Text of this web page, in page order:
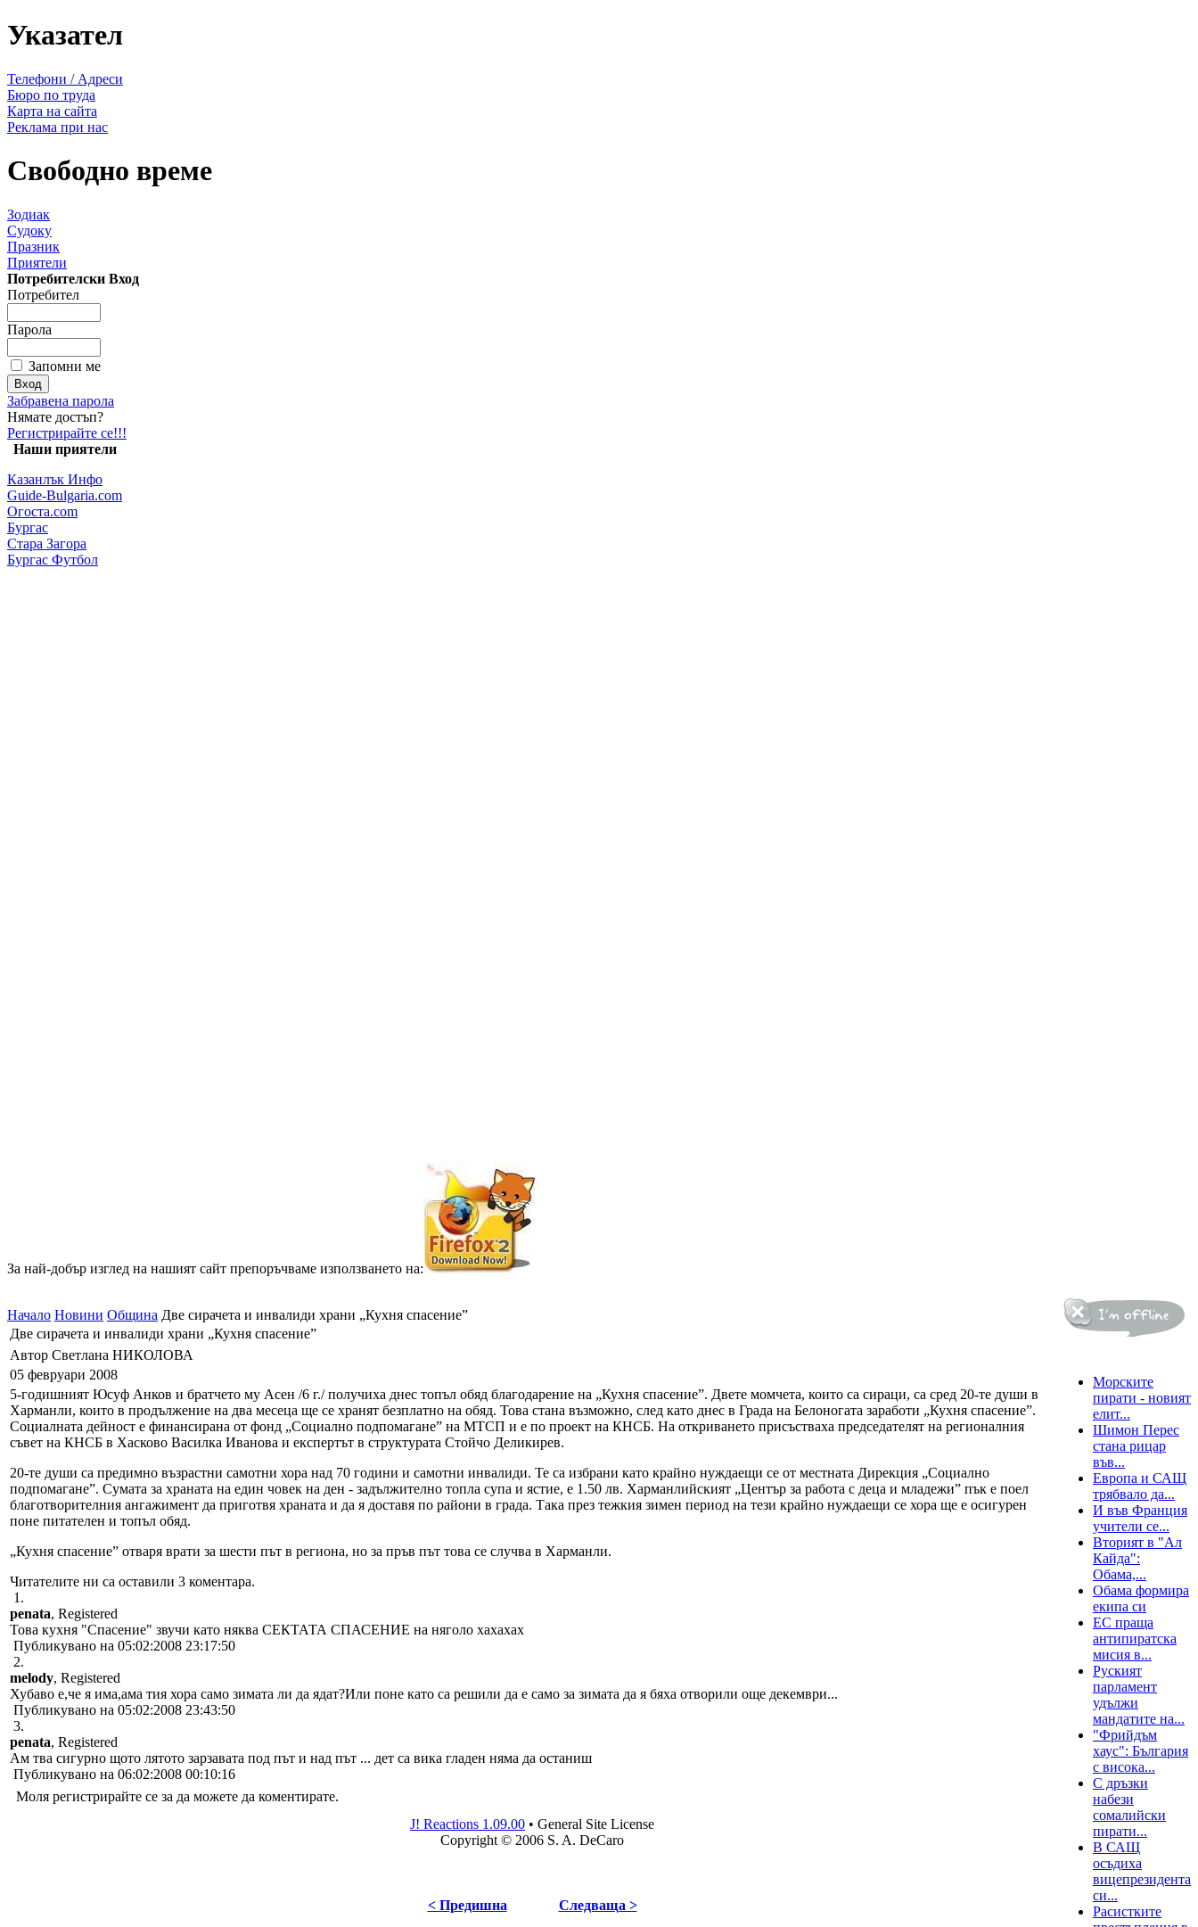
Указател
Телефони / Адреси
Бюро по труда
Карта на сайта
Реклама при нас
Свободно време
Зодиак
Судоку
Празник
Приятели
Потребителски Вход
Потребител
Парола
Запомни ме
Забравена парола
Нямате достъп?
Регистрирайте се!!!
Наши приятели
Казанлък Инфо
Guide-Bulgaria.com
Огоста.com
Бургас
Стара Загора
Бургас Футбол
За най-добър изглед на нашият сайт препоръчваме използването на:
Начало Новини Община Две сирачета и инвалиди храни „Кухня спасение”
Две сирачета и инвалиди храни „Кухня спасение”
Автор Светлана НИКОЛОВА
05 февруари 2008
5-годишният Юсуф Анков и братчето му Асен /6 г./ получиха днес топъл обяд благодарение на „Кухня спасение”. Двете момчета, които са сираци, са сред 20-те души в
Харманли, които в продължение на два месеца ще се хранят безплатно на обяд. Това стана възможно, след като днес в Града на Белоногата заработи „Кухня спасение”.
Социалната дейност е финансирана от фонд „Социално подпомагане” на МТСП и е по проект на КНСБ. На откриването присъстваха председателят на регионалния
съвет на КНСБ в Хасково Василка Иванова и експертът в структурата Стойчо Деликирев.
20-те души са предимно възрастни самотни хора над 70 години и самотни инвалиди. Те са избрани като крайно нуждаещи се от местната Дирекция „Социално
подпомагане”. Сумата за храната на един човек на ден - задължително топла супа и ястие, е 1.50 лв. Харманлийският „Център за работа с деца и младежи” пък е поел
благотворителния ангажимент да приготвя храната и да я доставя по райони в града. Така през тежкия зимен период на тези крайно нуждаещи се хора ще е осигурен
поне питателен и топъл обяд.
„Кухня спасение” отваря врати за шести път в региона, но за пръв път това се случва в Харманли.
Читателите ни са оставили 3 коментара.
1.
penata, Registered
Това кухня "Спасение" звучи като няква СЕКТАТА СПАСЕНИЕ на няголо хахахах
Публикувано на 05:02:2008 23:17:50
2.
melody, Registered
Хубаво е,че я има,ама тия хора само зимата ли да ядат?Или поне като са решили да е само за зимата да я бяха отворили още декември...
Публикувано на 05:02:2008 23:43:50
3.
penata, Registered
Ам тва сигурно щото лятото зарзавата под път и над път ... дет са вика гладен няма да останиш
Публикувано на 06:02:2008 00:10:16
Моля регистрирайте се за да можете да коментирате.
J! Reactions 1.09.00 • General Site License
Copyright © 2006 S. A. DeCaro
< Предишна Следваща >
Новини от света
Морските
пирати - новият
елит...
Шимон Перес
стана рицар
във...
Европа и САЩ
трябвало да...
И във Франция
учители се...
Вторият в "Ал
Кайда":
Обама,...
Обама формира
екипа си
ЕС праща
антипиратска
мисия в...
Руският
парламент
удължи
мандатите на...
"Фрийдъм
хаус": България
с висока...
С дръзки
набези
сомалийски
пирати...
В САЩ
осъдиха
вицепрезидента
си...
Расистките